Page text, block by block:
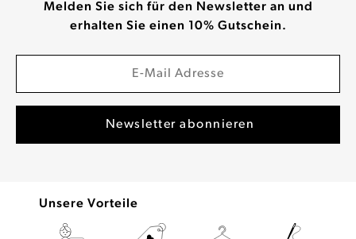
Melden Sie sich für den Newsletter an und
erhalten Sie einen 10% Gutschein.
Unsere Vorteile